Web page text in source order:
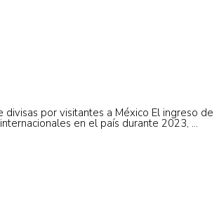
divisas por visitantes a México El ingreso de
en el país durante 2023, ...